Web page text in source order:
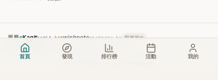
服務 Kagitkagit.kr wishnotewishnote.kr 即將推出
wishnote.tw wishnote.tw → 整併至 kagit.kr TC
首頁 發現 排行榜 活動 我的